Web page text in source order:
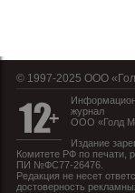
© 1997-2025 OOO
журнал
ООО «Голд
Издание
Комитете РФ по печати,
ПИ №ФС77-26476.
Редакция не несет
достоверность